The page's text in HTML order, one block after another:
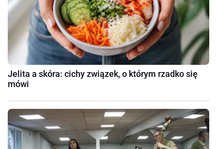
Jelita a skóra: cichy związek, o którym rzadko się
mówi